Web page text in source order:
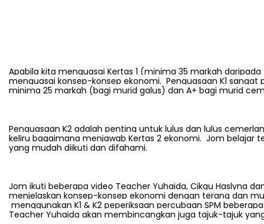
Apabila kita menguasai Kertas 1 (minima 35 markah
menguasai konsep-konsep ekonomi.  Penguasaan K1
minima 25 markah (bagi murid galus) dan A+ bagi murid
Penguasaan K2 adalah penting untuk lulus dan lulus
keliru bagaimana menjawab Kertas 2 ekonomi.  Jom belajar
yang mudah diikuti dan difahami.
Jom ikuti beberapa video Teacher Yuhaida, Cikgu Haslyna
menjelaskan konsep-konsep ekonomi dengan terang dan
menggunakan K1 & K2 peperiksaan percubaan SPM beberapa
Teacher Yuhaida akan membincangkan juga tajuk-tajuk yang